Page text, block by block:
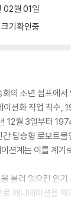
월 01일
기확인중
의 소년 점프에
이션화 작업 착수,
12월 3일부터
탑승형 로보트
션계는 이를 계기
불러 일으킨 인
애니메이션을